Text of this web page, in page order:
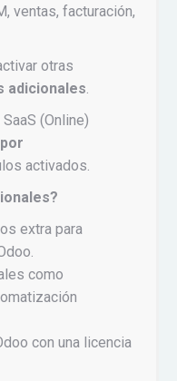
ventas, facturación,
otras
adicionales.
(Online)
activados.
extra para
como
con una licencia